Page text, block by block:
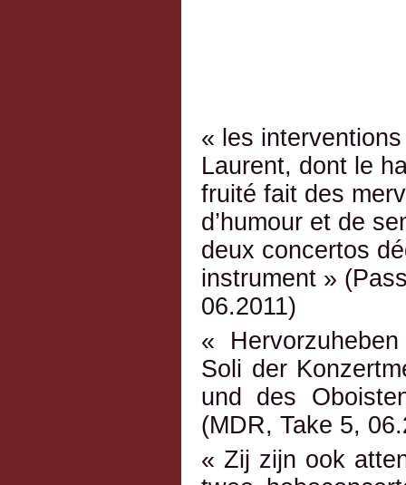
« les
Laurent, dont le
fruité fait des
d’humour et de
deux concertos
instrument »
06.2011)
«
Soli der
und des
(MDR, Take 5,
« Zij zijn ook